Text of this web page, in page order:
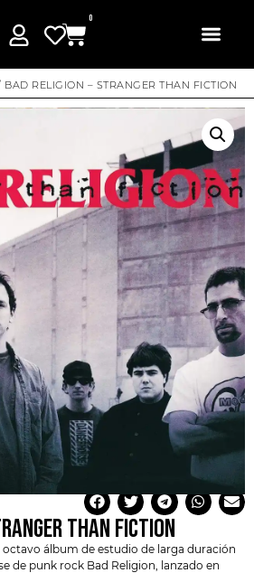
0
BAD RELIGION – STRANGER THAN FICTION
THAN FICTION
álbum de estudio de larga duración
de punk rock Bad Religion , lanzado en